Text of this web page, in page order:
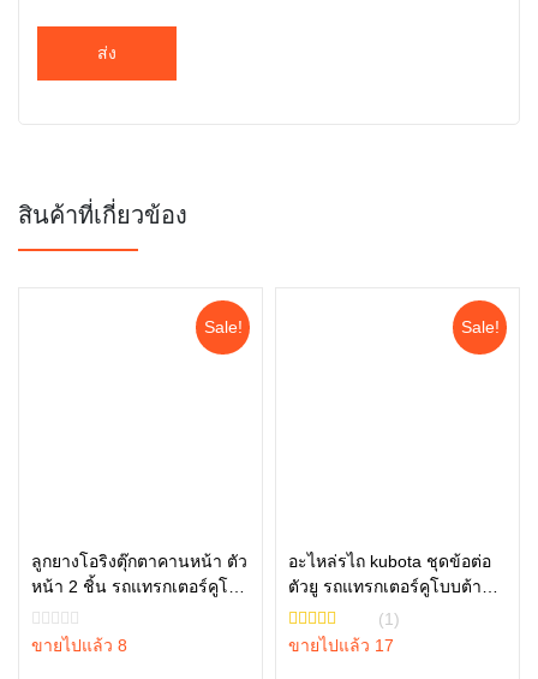
สินค้าที่เกี่ยวข้อง
Sale!
ลูกยางโอริงตุ๊กตาคานหน้า ตัว
หน้า 2 ชิ้น รถแทรกเตอร์คูโบต้
า รุ่น L3608, L4018, L4708,
L5018 tc402-13680 = 2
ขายไปแล้ว 8
หยิบใส่ตะกร้า
Sale!
อะไหล่รไถ kubota ชุดข้อต่อ
ตัวยู รถแทรกเตอร์คูโบบต้า
รุ่น L3608, L4708, L3445-
10001
(1)
ขายไปแล้ว 17
หยิบใส่ตะกร้า